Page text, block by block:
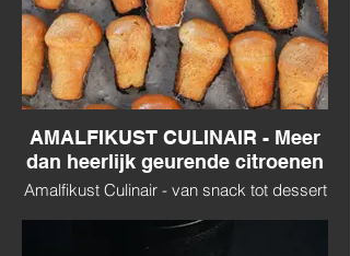
AMALFIKUST CULINAIR - Meer
dan heerlijk geurende citroenen
Amalfikust Culinair - van snack tot dessert